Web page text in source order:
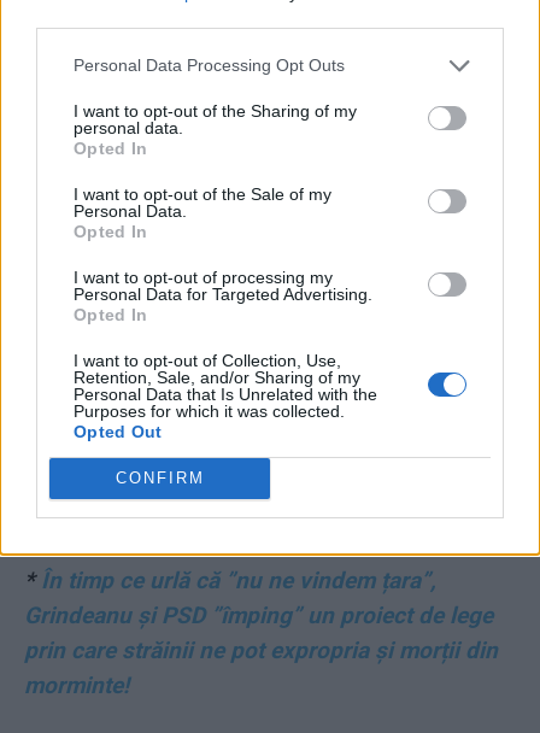
Personal Data Processing Opt Outs
I want to opt-out of the Sharing of my
personal data.
Opted In
I want to opt-out of the Sale of my
Personal Data.
Opted In
I want to opt-out of processing my
Personal Data for Targeted Advertising.
Opted In
I want to opt-out of Collection, Use,
Retention, Sale, and/or Sharing of my
Personal Data that Is Unrelated with the
Purposes for which it was collected.
Opted Out
CONFIRM
Cei 8 PSD-iști din cauza cărora am pierdut
ministrului Pîslaru
Aberațiile moțiunii de cenzură: PSD vrea să
guvernat PSD!
În moțiunea de cenzură contra Guvernului
Bolojan, PSD preia tezele anti-UE ale AUR.
Acum zice că devenim ”colonie”, deși a
guvernat 11 ani din ultimii 14!
Un lider AUR are acțiuni de 800.000 de euro
la companii de stat. Minciuna cosmică a
senatorului Peiu
* În timp ce urlă că ”nu ne vindem țara”,
Grindeanu și PSD ”împing” un proiect de lege
prin care străinii ne pot expropria și morții din
morminte!